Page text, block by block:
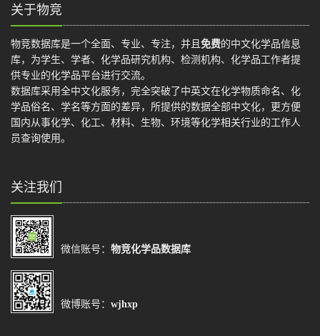
关于物竞
物竞数据库是一个全面、专业、专注，并且 免费的中文化学品信息
库，为学生、学者、化学品研究机构、检测机构、化学品工作者提
供专业的化学品平台进行交流。
数据库采用全中文化服务，完全突破了中英文在化学物质命名、化
学品俗名、学名等方面的差异，所提供的数据全部中文化，更方便
国内从事化学、化工、材料、生物、环境等化学相关行业的工作人
员查询使用。
关注我们
微信账号： 物竞化学品数据库
微博账号： wjhxp